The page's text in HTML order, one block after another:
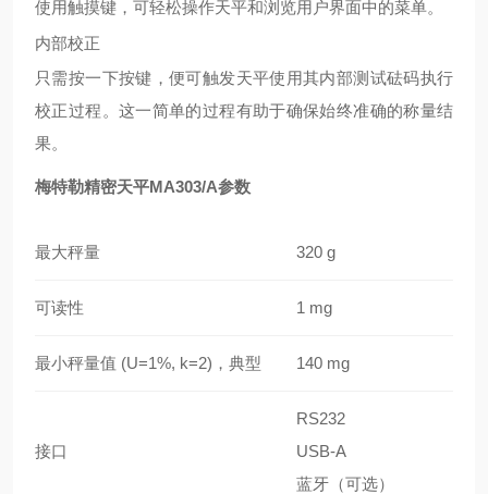
使用触摸键，可轻松操作天平和浏览用户界面中的菜单。
内部校正
只需按一下按键，便可触发天平使用其内部测试砝码执行
校正过程。这一简单的过程有助于确保始终准确的称量结
果。
梅特勒精密天平MA303/A参数
最大秤量 320 g
可读性 1 mg
最小秤量值 (U=1%, k=2)，典型 140 mg
接口
RS232
USB-A
蓝牙（可选）